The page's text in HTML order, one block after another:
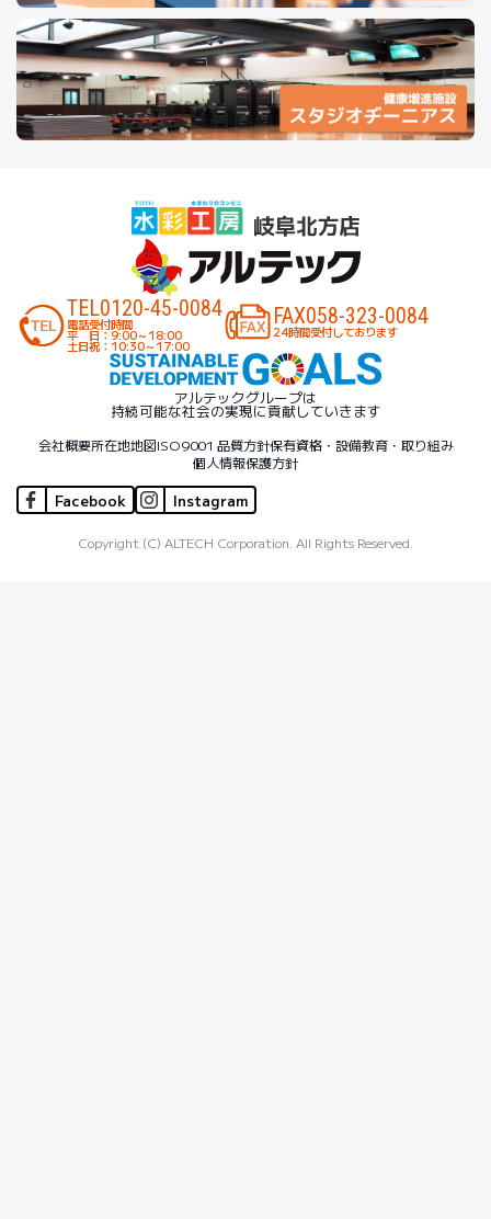
TEL0120-45-0084
電話受付時間
平 日：9:00～18:00
土日祝：10:30～17:00
FAX058-323-0084
24時間受付しております
アルテックグループは
持続可能な社会の実現に貢献していきます
会社概要所在地地図ISO9001 品質方針保有資格・設備教育・取り組み
個人情報保護方針
Facebook Instagram
Copyright (C) ALTECH Corporation. All Rights Reserved.